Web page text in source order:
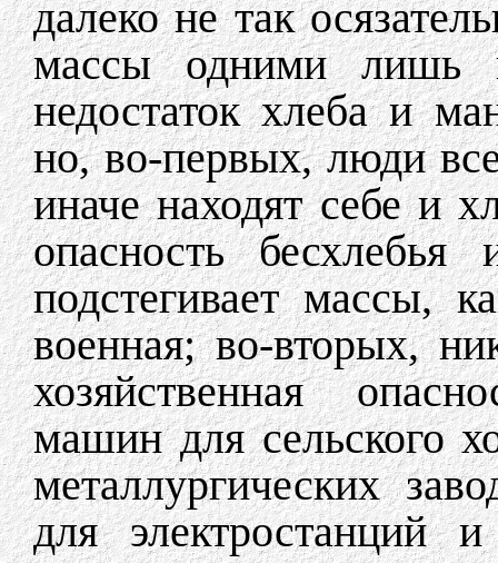
далеко не так
массы одними лишь
недостаток хлеба и
но, во-первых, люди
иначе находят себе и
опасность
подстегивает массы,
военная; во-вторых,
хозяйственная
машин для сельского
металлургических
для электростанций